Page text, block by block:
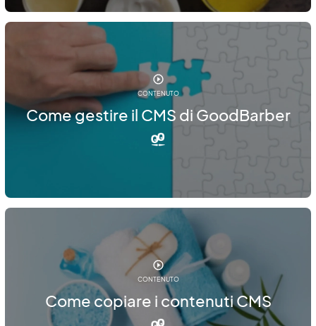
CONTENUTO
Come gestire il CMS di GoodBarber
CONTENUTO
Come copiare i contenuti CMS